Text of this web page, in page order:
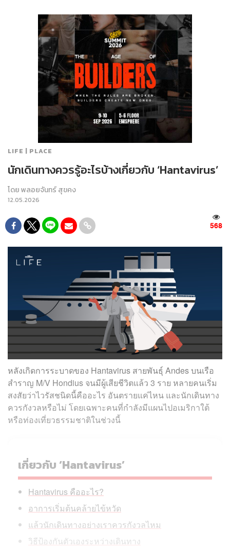
LIFE | PLACE
นักเดินทางควรรู้อะไรบ้างเกี่ยวกับ ‘Hantavirus’
โดยพลอยจันทร์ สุขคง
12.05.2026
568
หลังเกิดการระบาดของ Hantavirus สายพันธุ์ Andes บนเรือ
สำราญ M/V Hondius จนมีผู้เสียชีวิตแล้ว 3 ราย หลายคนเริ่ม
สงสัยว่าไวรัสชนิดนี้คืออะไร อันตรายแค่ไหน และนักเดินทาง
ควรกังวลหรือไม่ โดยเฉพาะคนที่กำลังมีแผนไปอเมริกาใต้
หรือท่องเที่ยวธรรมชาติในช่วงนี้
เกี่ยวกับ ‘Hantavirus’
Hantavirus คืออะไร?
อาการเริ่มต้นคล้ายไข้หวัด
แล้วนักเดินทางอย่างเราควรกังวลไหม
วิธีป้องกันตัวเองระหว่างเดินทาง